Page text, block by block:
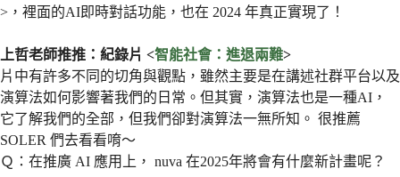
>，裡面的AI即時對話功能，也在 2024 年真正實現了！
上哲老師推推：紀錄片 <智能社會：進退兩難>
片中有許多不同的切角與觀點，雖然主要是在講述社群平台以及
演算法如何影響著我們的日常。但其實，演算法也是一種AI，
它了解我們的全部，但我們卻對演算法一無所知。 很推薦
SOLER 們去看看唷～
Ｑ：在推廣 AI 應用上， nuva 在2025年將會有什麼新計畫呢？